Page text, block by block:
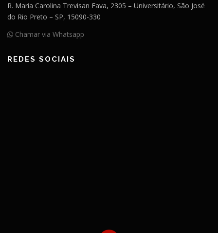
R. Maria Carolina Trevisan Fava, 2305 – Universitário, São José
do Rio Preto – SP, 15090-330
Chamar via Whatsapp
REDES SOCIAIS